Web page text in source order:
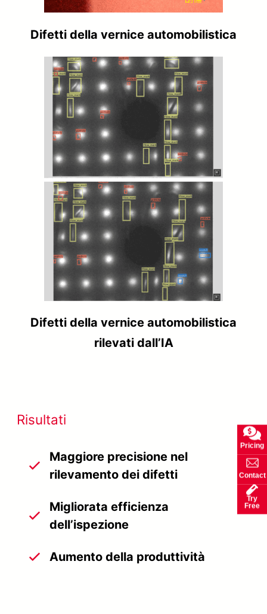
Difetti della vernice automobilistica
Difetti della vernice automobilistica
rilevati dall’IA
Risultati
Maggiore precisione nel
rilevamento dei difetti
Migliorata efficienza
dell’ispezione
Aumento della produttività
Pricing
Contact
Try
Free